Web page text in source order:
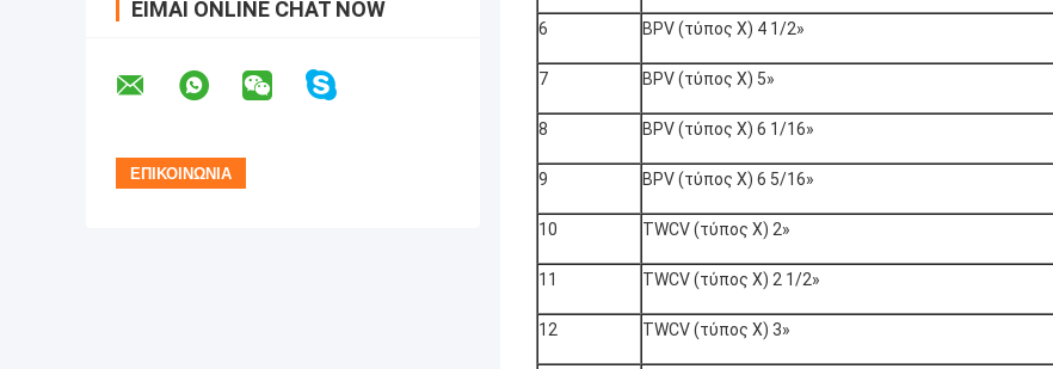
ΕΊΜΑΙ ONLINE CHAT NOW
6 BPV (τύπος Χ) 4 1/2»
7 BPV (τύπος Χ) 5»
8 BPV (τύπος Χ) 6 1/16»
9 BPV (τύπος Χ) 6 5/16»
10 TWCV (τύπος Χ) 2»
11 TWCV (τύπος Χ) 2 1/2»
12 TWCV (τύπος Χ) 3»